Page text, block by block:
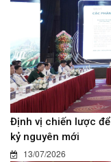
Định vị chiến lược
kỷ nguyên mới
13/07/2026